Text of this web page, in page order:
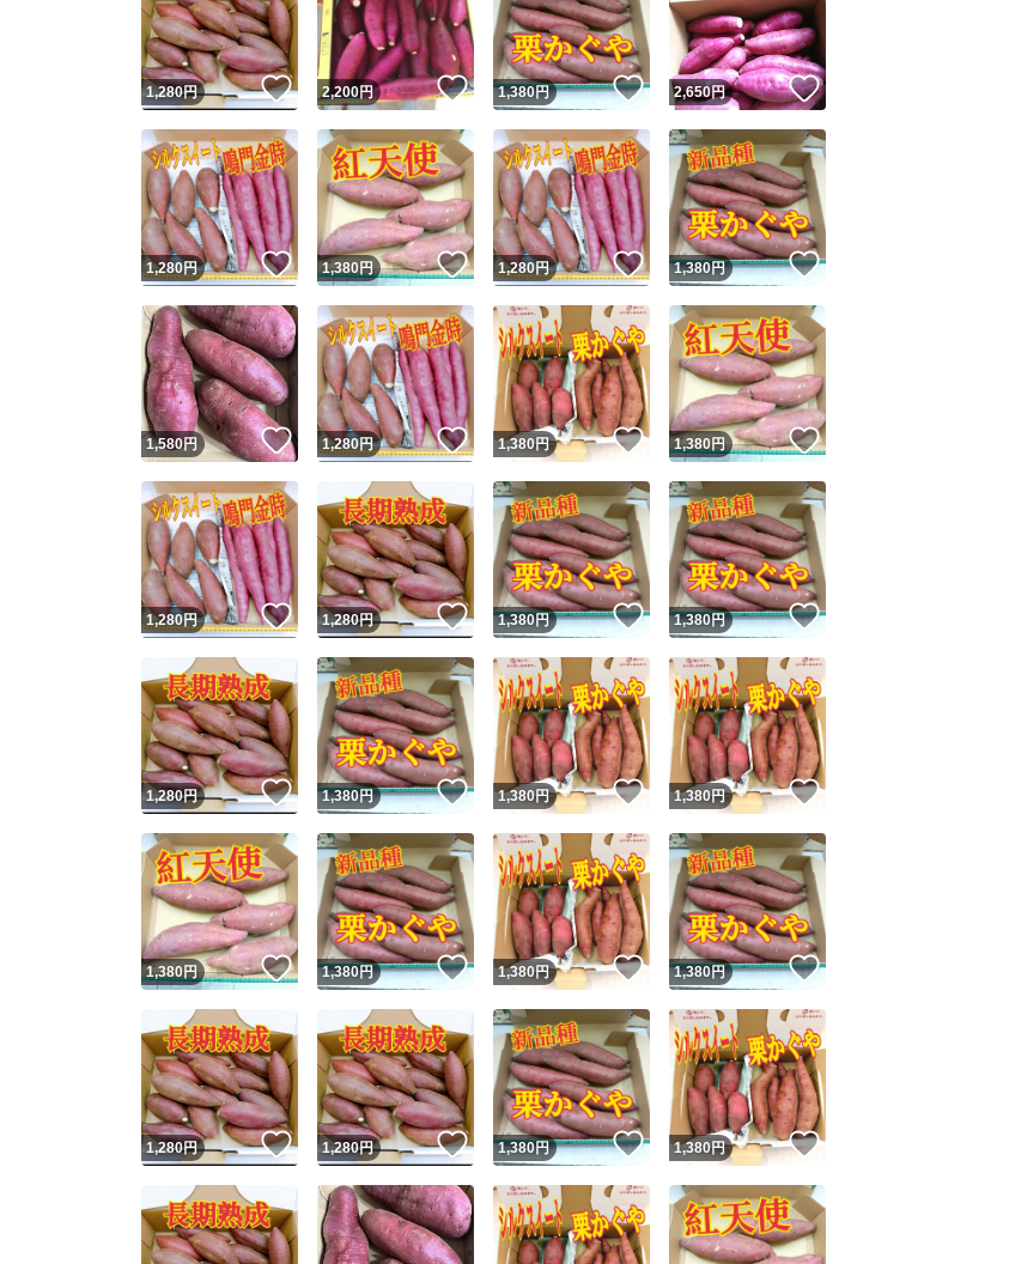
安心発送 このユーザーは設定した発送日数内に発送しています
1,280円 いいね！
2,200円 いいね！
1,380円 いいね！
2,650円 いいね！
1,280円 いいね！
1,380円 いいね！
1,280円 いいね！
1,380円 いいね！
1,580円 いいね！
1,280円 いいね！
1,380円 いいね！
1,380円 いいね！
1,280円 いいね！
1,280円 いいね！
1,380円 いいね！
1,380円 いいね！
1,280円 いいね！
1,380円 いいね！
1,380円 いいね！
1,380円 いいね！
1,380円 いいね！
1,380円 いいね！
1,380円 いいね！
1,380円 いいね！
1,280円 いいね！
1,280円 いいね！
1,380円 いいね！
1,380円 いいね！